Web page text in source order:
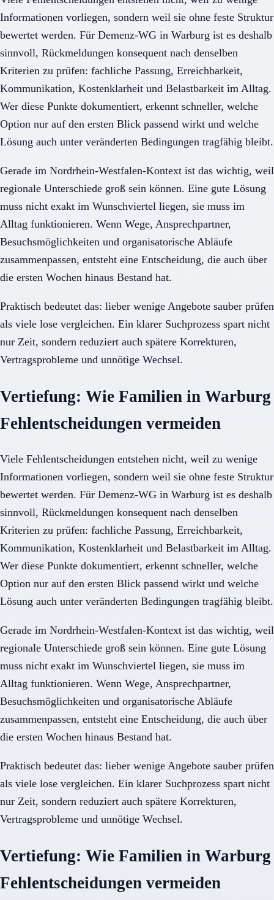
Informationen vorliegen, sondern weil sie ohne feste Struktur
bewertet werden. Für Demenz-WG in Warburg ist es deshalb
sinnvoll, Rückmeldungen konsequent nach denselben
Kriterien zu prüfen: fachliche Passung, Erreichbarkeit,
Kommunikation, Kostenklarheit und Belastbarkeit im Alltag.
Wer diese Punkte dokumentiert, erkennt schneller, welche
Option nur auf den ersten Blick passend wirkt und welche
Lösung auch unter veränderten Bedingungen tragfähig bleibt.
Gerade im Nordrhein-Westfalen-Kontext ist das wichtig, weil
regionale Unterschiede groß sein können. Eine gute Lösung
muss nicht exakt im Wunschviertel liegen, sie muss im
Alltag funktionieren. Wenn Wege, Ansprechpartner,
Besuchsmöglichkeiten und organisatorische Abläufe
zusammenpassen, entsteht eine Entscheidung, die auch über
die ersten Wochen hinaus Bestand hat.
Praktisch bedeutet das: lieber wenige Angebote sauber prüfen
als viele lose vergleichen. Ein klarer Suchprozess spart nicht
nur Zeit, sondern reduziert auch spätere Korrekturen,
Vertragsprobleme und unnötige Wechsel.
Vertiefung: Wie Familien in Warburg
Fehlentscheidungen vermeiden
Viele Fehlentscheidungen entstehen nicht, weil zu wenige
Informationen vorliegen, sondern weil sie ohne feste Struktur
bewertet werden. Für Demenz-WG in Warburg ist es deshalb
sinnvoll, Rückmeldungen konsequent nach denselben
Kriterien zu prüfen: fachliche Passung, Erreichbarkeit,
Kommunikation, Kostenklarheit und Belastbarkeit im Alltag.
Wer diese Punkte dokumentiert, erkennt schneller, welche
Option nur auf den ersten Blick passend wirkt und welche
Lösung auch unter veränderten Bedingungen tragfähig bleibt.
Gerade im Nordrhein-Westfalen-Kontext ist das wichtig, weil
regionale Unterschiede groß sein können. Eine gute Lösung
muss nicht exakt im Wunschviertel liegen, sie muss im
Alltag funktionieren. Wenn Wege, Ansprechpartner,
Besuchsmöglichkeiten und organisatorische Abläufe
zusammenpassen, entsteht eine Entscheidung, die auch über
die ersten Wochen hinaus Bestand hat.
Praktisch bedeutet das: lieber wenige Angebote sauber prüfen
als viele lose vergleichen. Ein klarer Suchprozess spart nicht
nur Zeit, sondern reduziert auch spätere Korrekturen,
Vertragsprobleme und unnötige Wechsel.
Vertiefung: Wie Familien in Warburg
Fehlentscheidungen vermeiden